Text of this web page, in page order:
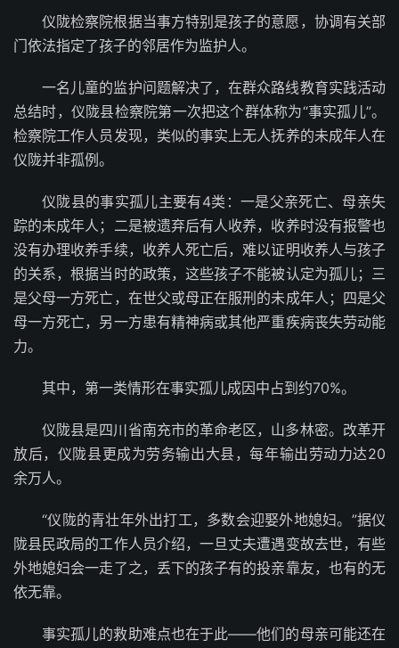
仪陇检察院根据当事方特别是孩子的意愿，协调有关部
门依法指定了孩子的邻居作为监护人。
一名儿童的监护问题解决了，在群众路线教育实践活动
总结时，仪陇县检察院第一次把这个群体称为“事实孤儿”。
检察院工作人员发现，类似的事实上无人抚养的未成年人在
仪陇并非孤例。
仪陇县的事实孤儿主要有4类：一是父亲死亡、母亲失
踪的未成年人；二是被遗弃后有人收养，收养时没有报警也
没有办理收养手续，收养人死亡后，难以证明收养人与孩子
的关系，根据当时的政策，这些孩子不能被认定为孤儿；三
是父母一方死亡，在世父或母正在服刑的未成年人；四是父
母一方死亡，另一方患有精神病或其他严重疾病丧失劳动能
力。
其中，第一类情形在事实孤儿成因中占到约70%。
仪陇县是四川省南充市的革命老区，山多林密。改革开
放后，仪陇县更成为劳务输出大县，每年输出劳动力达20
余万人。
“仪陇的青壮年外出打工，多数会迎娶外地媳妇。”据仪
陇县民政局的工作人员介绍，一旦丈夫遭遇变故去世，有些
外地媳妇会一走了之，丢下的孩子有的投亲靠友，也有的无
依无靠。
事实孤儿的救助难点也在于此——他们的母亲可能还在